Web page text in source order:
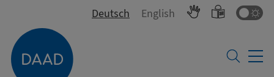
Deutsch English